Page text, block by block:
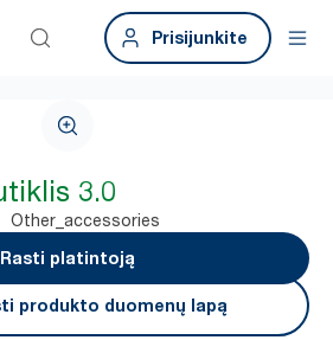
Prisijunkite
3.0
Other_accessories
Rasti platintoją
produkto duomenų lapą